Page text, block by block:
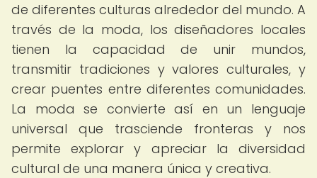
de diferentes culturas alrededor del mundo. A
través de la moda, los diseñadores locales
tienen la capacidad de unir mundos,
transmitir tradiciones y valores culturales, y
crear puentes entre diferentes comunidades.
La moda se convierte así en un lenguaje
universal que trasciende fronteras y nos
permite explorar y apreciar la diversidad
cultural de una manera única y creativa.